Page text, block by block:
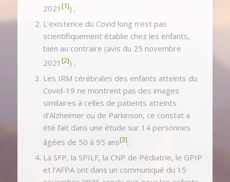
2021 [1]) ;
L’existence du Covid long n’est pas
scientifiquement établie chez les enfants,
bien au contraire (avis du 25 novembre
2021 [2]) ;
Les IRM cérébrales des enfants atteints du
Covid-19 ne montrent pas des images
similaires à celles de patients atteints
d’Alzheimer ou de Parkinson, ce constat a
été fait dans une étude sur 14 personnes
âgées de 50 à 95 ans[3];
La SFP, la SPILF, la CNP de Pédiatrie, le GPIP
et l’AFPA ont dans un communiqué du 15